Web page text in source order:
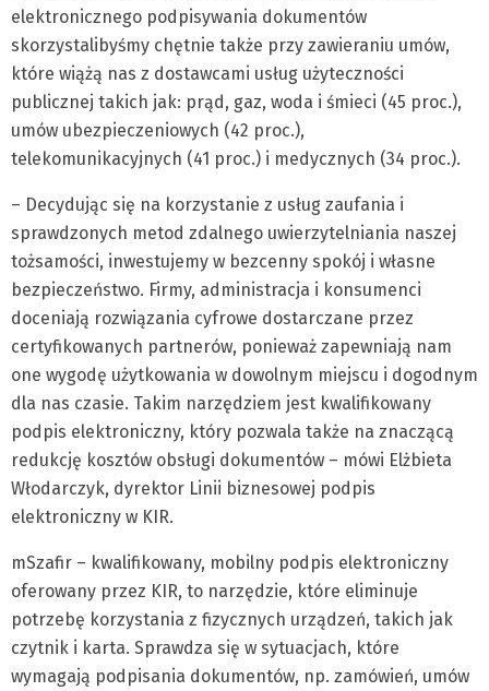
elektronicznego podpisywania dokumentów
skorzystalibyśmy chętnie także przy zawieraniu umów,
które wiążą nas z dostawcami usług użyteczności
publicznej takich jak: prąd, gaz, woda i śmieci (45 proc.),
umów ubezpieczeniowych (42 proc.),
telekomunikacyjnych (41 proc.) i medycznych (34 proc.).
– Decydując się na korzystanie z usług zaufania i
sprawdzonych metod zdalnego uwierzytelniania naszej
tożsamości, inwestujemy w bezcenny spokój i własne
bezpieczeństwo. Firmy, administracja i konsumenci
doceniają rozwiązania cyfrowe dostarczane przez
certyfikowanych partnerów, ponieważ zapewniają nam
one wygodę użytkowania w dowolnym miejscu i dogodnym
dla nas czasie. Takim narzędziem jest kwalifikowany
podpis elektroniczny, który pozwala także na znaczącą
redukcję kosztów obsługi dokumentów – mówi Elżbieta
Włodarczyk, dyrektor Linii biznesowej podpis
elektroniczny w KIR.
mSzafir – kwalifikowany, mobilny podpis elektroniczny
oferowany przez KIR, to narzędzie, które eliminuje
potrzebę korzystania z fizycznych urządzeń, takich jak
czytnik i karta. Sprawdza się w sytuacjach, które
wymagają podpisania dokumentów, np. zamówień, umów